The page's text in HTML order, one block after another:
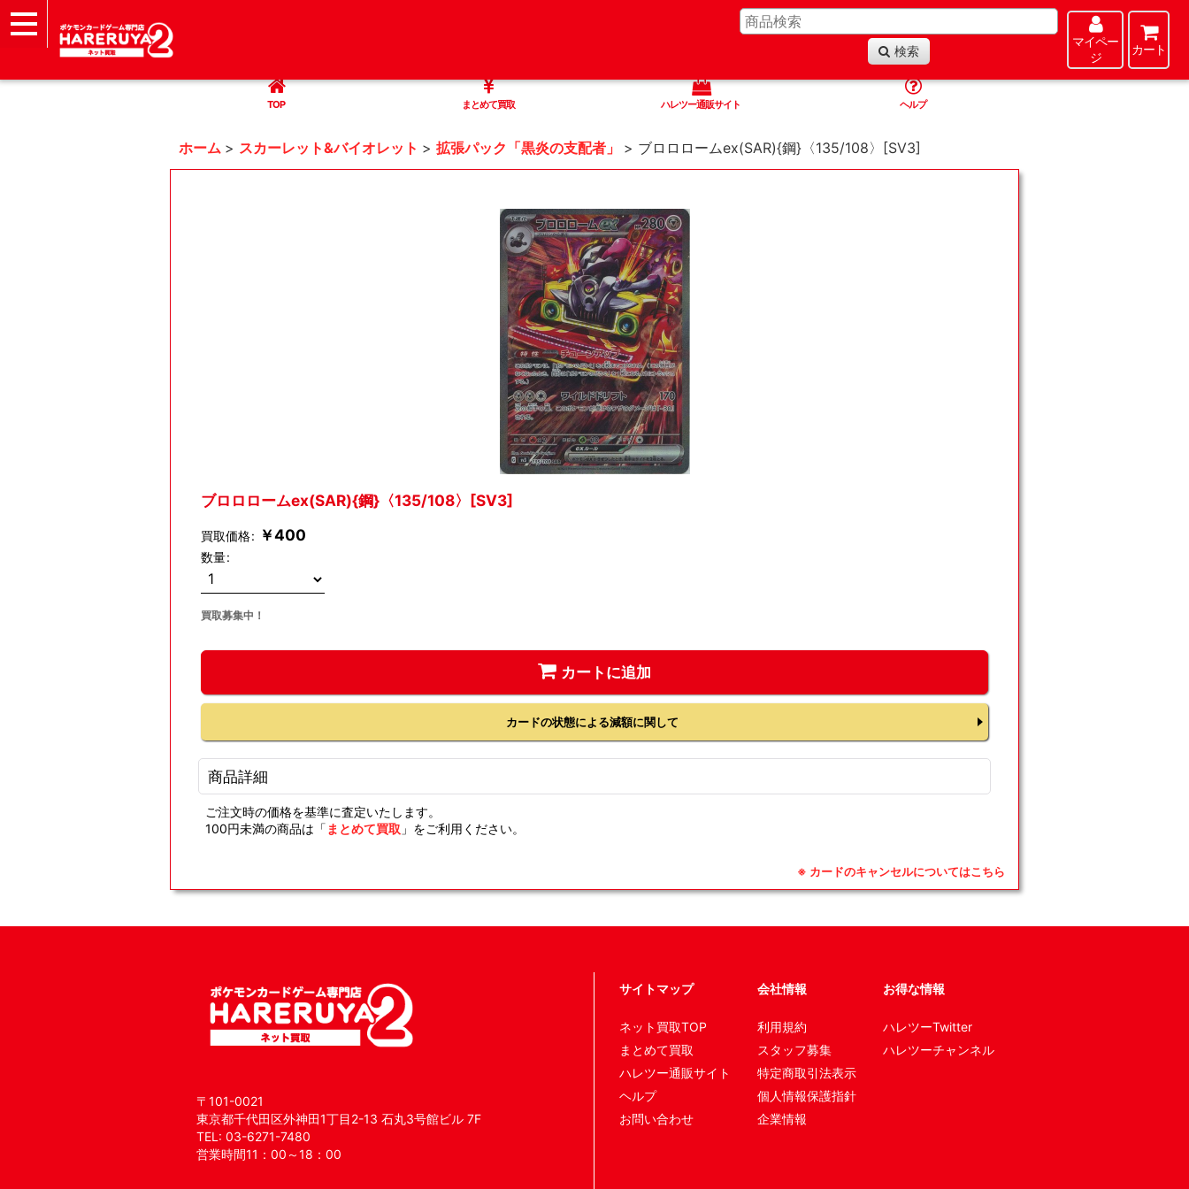
検索
マイペー
ジ
カート
TOP まとめて買取 ハレツー通販サイト ヘルプ
ホーム > スカーレット&バイオレット > 拡張パック「黒炎の支配者」 > ブロロロームex(SAR){鋼}〈135/108〉[SV3]
ブロロロームex(SAR){鋼}〈135/108〉[SV3]
買取価格: ￥400
数量:
買取募集中！
カートに追加
カードの状態による減額に関して
商品詳細
ご注文時の価格を基準に査定いたします。
100円未満の商品は「 まとめて買取 」をご利用ください。
※ カードのキャンセルについてはこちら
〒101-0021
東京都千代田区外神田1丁目2-13 石丸3号館ビル 7F
TEL: 03-6271-7480
営業時間11：00～18：00
サイトマップ
ネット買取TOP
まとめて買取
ハレツー通販サイト
ヘルプ
お問い合わせ
会社情報
利用規約
スタッフ募集
特定商取引法表示
個人情報保護指針
企業情報
お得な情報
ハレツーTwitter
ハレツーチャンネル